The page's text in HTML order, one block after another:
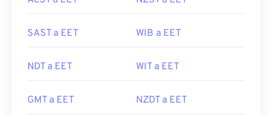
SAST a EET WIB a EET
NDT a EET WIT a EET
GMT a EET NZDT a EET